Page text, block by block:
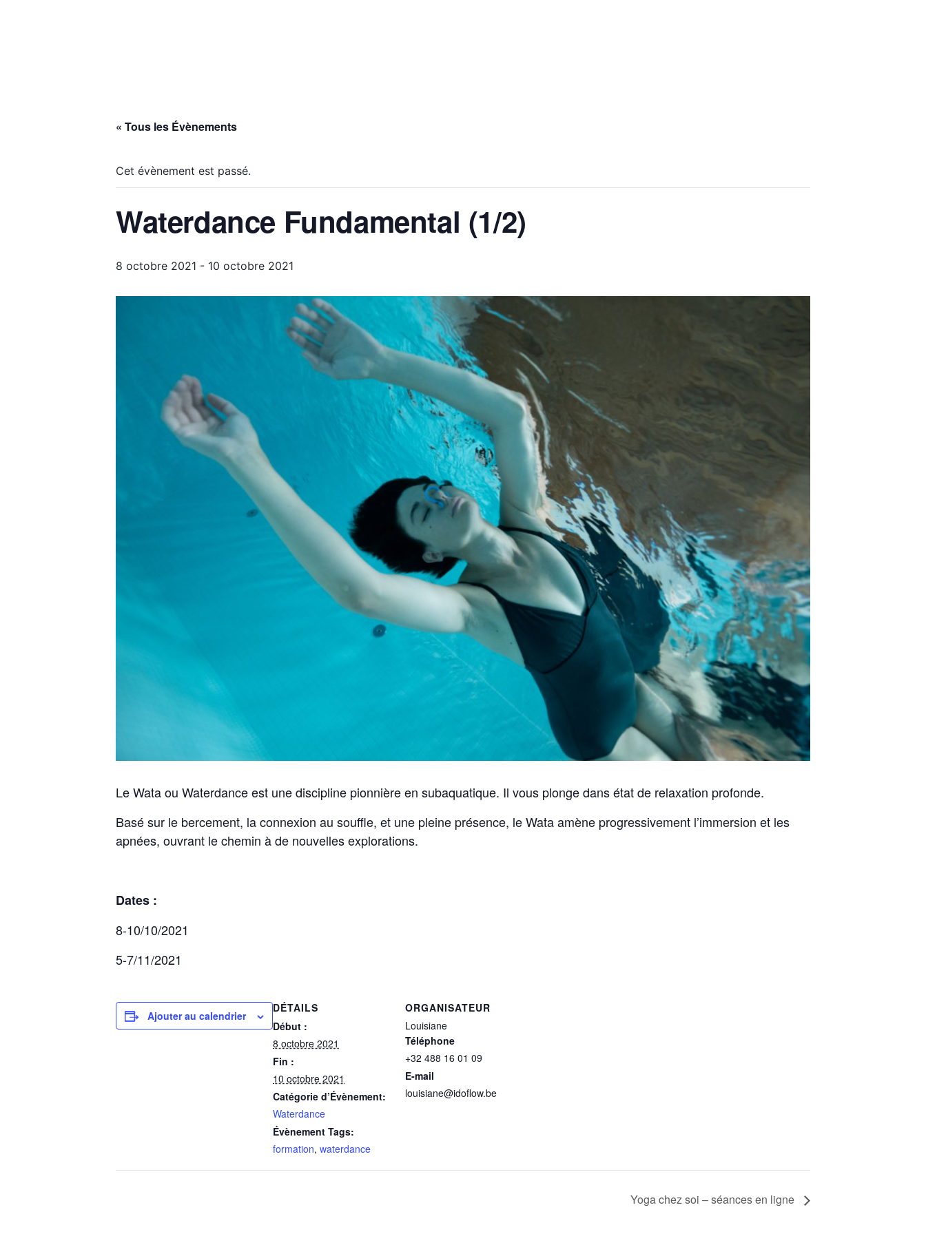
« Tous les Évènements
Cet évènement est passé.
Waterdance Fundamental (1/2)
8 octobre 2021 - 10 octobre 2021
Le Wata ou Waterdance est une discipline pionnière en subaquatique. Il vous plonge dans état de relaxation profonde.
Basé sur le bercement, la connexion au souffle, et une pleine présence, le Wata amène progressivement l’immersion et les
apnées, ouvrant le chemin à de nouvelles explorations.
Dates :
8-10/10/2021
5-7/11/2021
Ajouter au calendrier
DÉTAILS
Début :
8 octobre 2021
Fin :
10 octobre 2021
Catégorie d’Évènement:
Waterdance
Évènement Tags:
formation, waterdance
ORGANISATEUR
Louisiane
Téléphone
+32 488 16 01 09
E-mail
louisiane@idoflow.be
Yoga chez soi – séances en ligne